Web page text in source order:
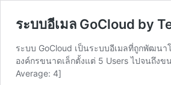
ระบบอีเมล GoCloud by
ระบบ GoCloud เป็นระบบอีเมลที่ถูกพัฒน
องค์กรขนาดเล็กตั้งแต่ 5 Users ไปจนถึง
Average: 4]